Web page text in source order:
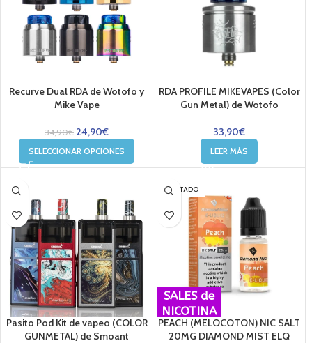
Recurve Dual RDA de Wotofo y
Mike Vape
34,90€ 24,90€
SELECCIONAR OPCIONES
RDA PROFILE MIKEVAPES (Color
Gun Metal) de Wotofo
33,90€
LEER MÁS
Pasito Pod Kit de vapeo (COLOR
GUNMETAL) de Smoant
AGOTADO
SALES de
NICOTINA
PEACH (MELOCOTON) NIC SALT
20MG DIAMOND MIST ELQ